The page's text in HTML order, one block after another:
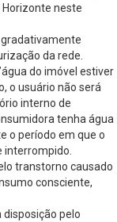
Horizonte neste
da rede.
do imóvel estiver
o usuário não será
interno de
tenha água
o período em que o
transtorno causado
consciente,
pelo